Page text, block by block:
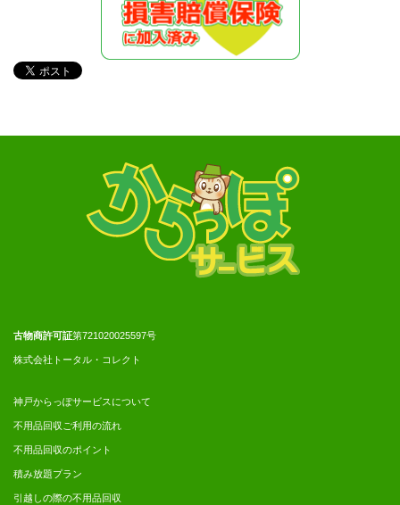
古物商許可証第721020025597号
株式会社トータル・コレクト
神戸からっぽサービスについて
不用品回収ご利用の流れ
不用品回収のポイント
積み放題プラン
引越しの際の不用品回収